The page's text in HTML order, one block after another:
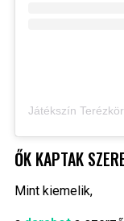
ŐK KAPTAK
Mint kiemelik,